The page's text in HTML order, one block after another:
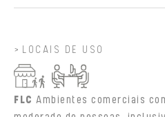
LOCAIS DE USO
FLC Ambientes comerciais